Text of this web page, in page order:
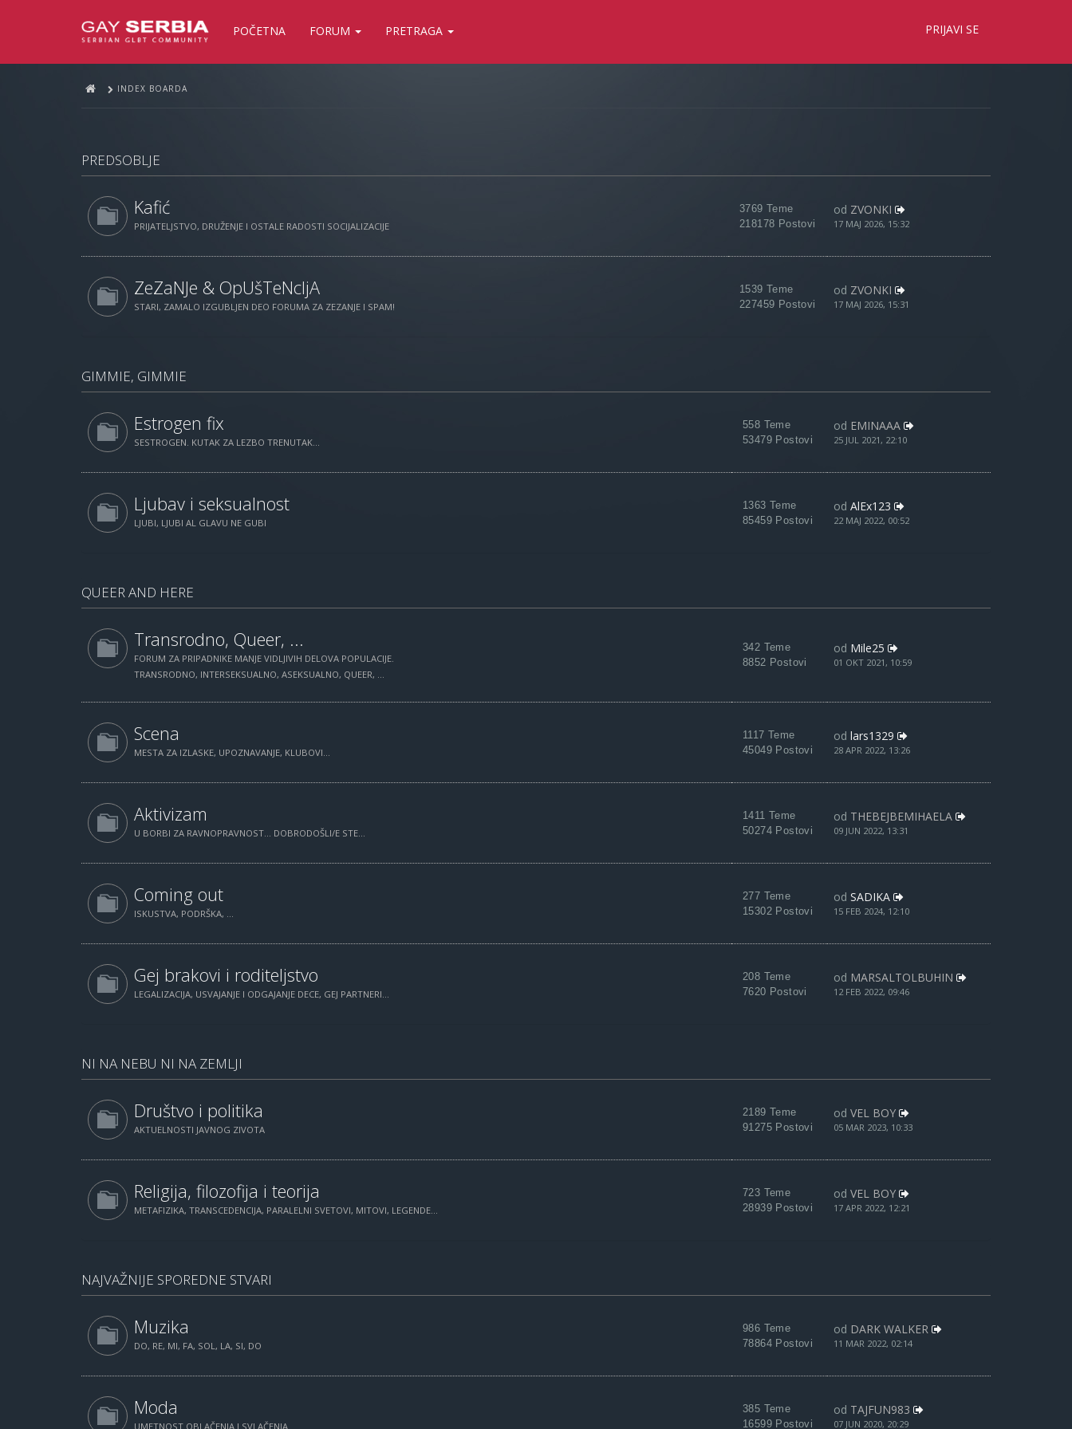
POČETNA FORUM PRETRAGA PRIJAVI SE
INDEX BOARDA
PREDSOBLJE
Kafić
PRIJATELJSTVO, DRUŽENJE I OSTALE RADOSTI SOCIJALIZACIJE
3769 Teme
218178 Postovi
od ZVONKI
17 MAJ 2026, 15:32
ZeZaNJe & OpUšTeNcIjA
STARI, ZAMALO IZGUBLJEN DEO FORUMA ZA ZEZANJE I SPAM!
1539 Teme
227459 Postovi
od ZVONKI
17 MAJ 2026, 15:31
GIMMIE, GIMMIE
Estrogen fix
SESTROGEN. KUTAK ZA LEZBO TRENUTAK...
558 Teme
53479 Postovi
od EMINAAA
25 JUL 2021, 22:10
Ljubav i seksualnost
LJUBI, LJUBI AL GLAVU NE GUBI
1363 Teme
85459 Postovi
od AlEx123
22 MAJ 2022, 00:52
QUEER AND HERE
Transrodno, Queer, ...
FORUM ZA PRIPADNIKE MANJE VIDLJIVIH DELOVA POPULACIJE.
TRANSRODNO, INTERSEKSUALNO, ASEKSUALNO, QUEER, ...
342 Teme
8852 Postovi
od Mile25
01 OKT 2021, 10:59
Scena
MESTA ZA IZLASKE, UPOZNAVANJE, KLUBOVI...
1117 Teme
45049 Postovi
od lars1329
28 APR 2022, 13:26
Aktivizam
U BORBI ZA RAVNOPRAVNOST... DOBRODOŠLI/E STE...
1411 Teme
50274 Postovi
od THEBEJBEMIHAELA
09 JUN 2022, 13:31
Coming out
ISKUSTVA, PODRŠKA, ...
277 Teme
15302 Postovi
od SADIKA
15 FEB 2024, 12:10
Gej brakovi i roditeljstvo
LEGALIZACIJA, USVAJANJE I ODGAJANJE DECE, GEJ PARTNERI...
208 Teme
7620 Postovi
od MARSALTOLBUHIN
12 FEB 2022, 09:46
NI NA NEBU NI NA ZEMLJI
Društvo i politika
AKTUELNOSTI JAVNOG ZIVOTA
2189 Teme
91275 Postovi
od VEL BOY
05 MAR 2023, 10:33
Religija, filozofija i teorija
METAFIZIKA, TRANSCEDENCIJA, PARALELNI SVETOVI, MITOVI, LEGENDE...
723 Teme
28939 Postovi
od VEL BOY
17 APR 2022, 12:21
NAJVAŽNIJE SPOREDNE STVARI
Muzika
DO, RE, MI, FA, SOL, LA, SI, DO
986 Teme
78864 Postovi
od DARK WALKER
11 MAR 2022, 02:14
Moda
UMETNOST OBLAČENJA I SVLAČENJA
385 Teme
16599 Postovi
od TAJFUN983
07 JUN 2020, 20:29